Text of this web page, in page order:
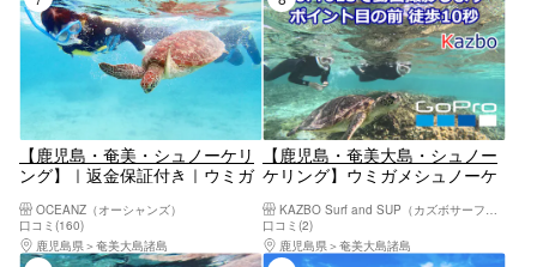
【鹿児島・奄美・シュノーケリ
ング】｜返金保証付き｜ウミガ
楽しめる貸切シュノーケル（写
真・動画付）
OCEANZ（オーシャンズ）
口コミ(160)
鹿児島県
奄美大島諸島
【鹿児島・奄美大島・シュノー
ケリング】ウミガメシュノーケ
ーケルポイントは店舗前歩いて
0分‼ GoPro13-5K動画口コミ
でプレゼント
KAZBO Surf and SUP（カズボサーフアンドサップ）
口コミ(2)
鹿児島県
奄美大島諸島